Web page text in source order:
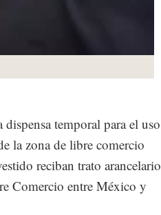
temporal para el uso
la zona de libre comercio
reciban trato arancelario
Comercio entre México y